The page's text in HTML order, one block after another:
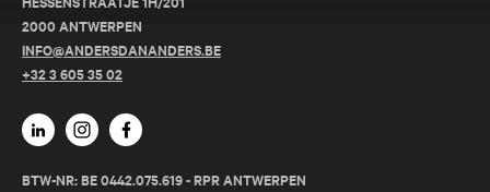
2000 ANTWERPEN
INFO@ANDERSDANANDERS.BE
+32 3 605 35 02
BTW-NR: BE 0442.075.619 - RPR ANTWERPEN